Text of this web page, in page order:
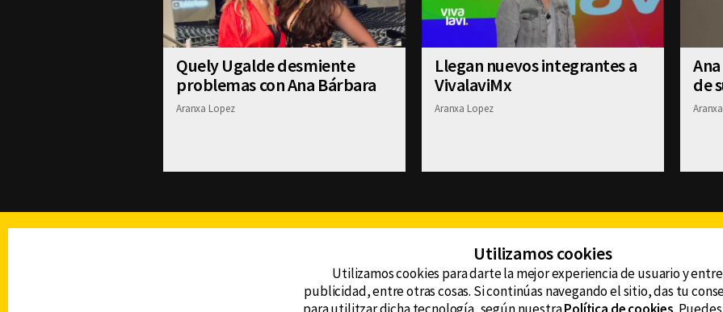
Quely Ugalde desmiente
problemas con Ana Bárbara
Aranxa Lopez
Llegan nuevos integrantes a
VivalaviMx
Aranxa Lopez
de
DERECHOS RESERVADOS © CANAL 6 2026
CONTACTO
Utilizamos cookies
Utilizamos cookies para darte la mejor experiencia de usuario y
publicidad, entre otras cosas. Si continúas navegando el sitio, das tu